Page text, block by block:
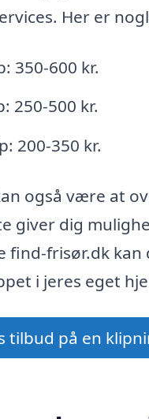
Her er
350-600 kr.
250-500 kr.
200-350 kr.
også være at
giver dig
find-frisør.dk
i jeres eget
tilbud på en